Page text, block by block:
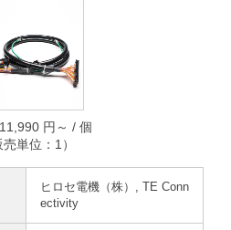
円～ / 個
売単位：1）
ヒロセ電機（株）, TE Conn
ectivity